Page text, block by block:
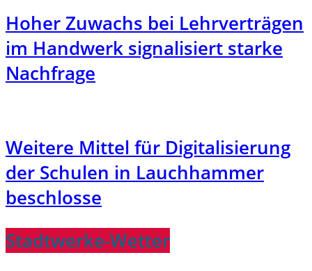
Hoher Zuwachs bei Lehrverträgen
im Handwerk signalisiert starke
Nachfrage
Weitere Mittel für Digitalisierung
der Schulen in Lauchhammer
beschlosse
Stadtwerke-Wetter